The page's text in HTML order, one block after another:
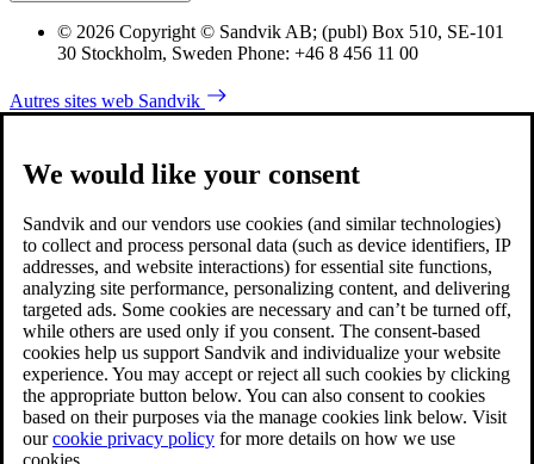
© 2026 Copyright © Sandvik AB; (publ) Box 510, SE-101
30 Stockholm, Sweden Phone: +46 8 456 11 00
Autres sites web Sandvik
We would like your consent
Sandvik and our vendors use cookies (and similar technologies)
to collect and process personal data (such as device identifiers, IP
addresses, and website interactions) for essential site functions,
analyzing site performance, personalizing content, and delivering
targeted ads. Some cookies are necessary and can’t be turned off,
while others are used only if you consent. The consent-based
cookies help us support Sandvik and individualize your website
experience. You may accept or reject all such cookies by clicking
the appropriate button below. You can also consent to cookies
based on their purposes via the manage cookies link below. Visit
ourcookie privacy policy for more details on how we use